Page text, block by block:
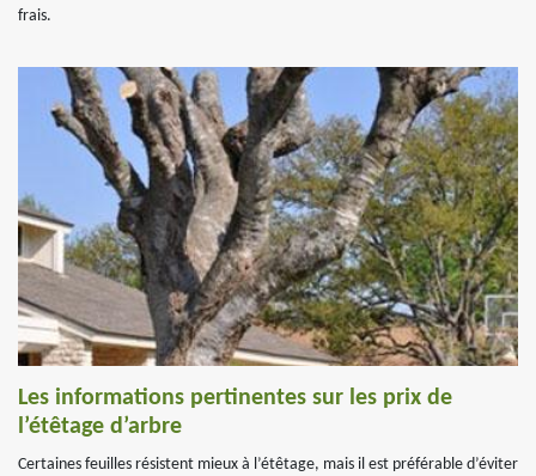
frais.
Les informations pertinentes sur les prix de
l’étêtage d’arbre
Certaines feuilles résistent mieux à l’étêtage, mais il est préférable d’éviter